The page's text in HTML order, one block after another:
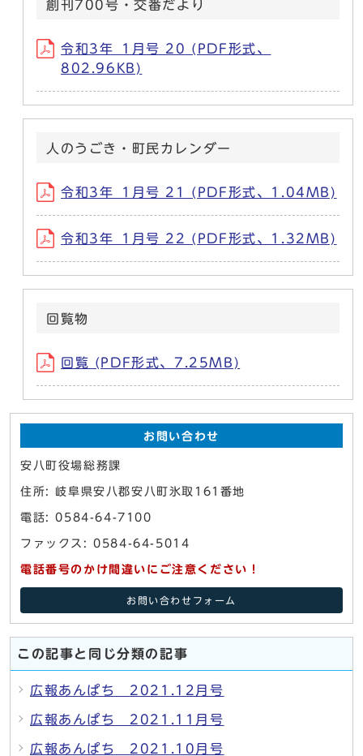
創刊700号・交番だより
令和3年_1月号 20 (PDF形式、
802.96KB)
人のうごき・町民カレンダー
令和3年_1月号 21 (PDF形式、1.04MB)
令和3年_1月号 22 (PDF形式、1.32MB)
回覧物
回覧 (PDF形式、7.25MB)
お問い合わせ
安八町役場総務課
住所: 岐阜県安八郡安八町氷取161番地
電話: 0584-64-7100
ファックス: 0584-64-5014
電話番号のかけ間違いにご注意ください！
お問い合わせフォーム
この記事と同じ分類の記事
広報あんぱち 2021.12月号
広報あんぱち 2021.11月号
広報あんぱち 2021.10月号